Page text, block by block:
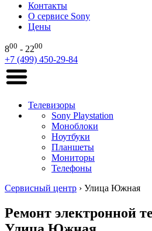
Контакты
О сервисе Sony
Цены
800 - 2200
+7 (499) 450-29-84
Телевизоры
Sony Playstation
Моноблоки
Ноутбуки
Планшеты
Мониторы
Телефоны
Сервисный центр › Улица Южная
Ремонт электронной